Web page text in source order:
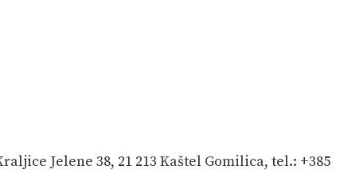
Jelene 38, 21 213 Kaštel Gomilica, tel.: +385